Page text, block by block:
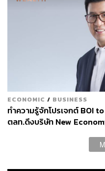
หุ้นไทย
ตลาดหลักทรัพย์ เอ็ม เอ
ตลาดหลักทรัพย์แห่งปร
ECONOMIC / BUSINESS
ทำความรู้จักโปรเจกต์ BOI
ตลท.ดึงบริษัท New